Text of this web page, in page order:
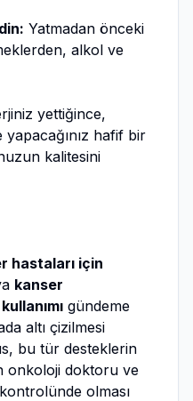
Yatmadan önceki
alkol ve
yettiğince,
hafif bir
kalitesini
hastaları için
kanser
gündeme
altı çizilmesi
bu tür desteklerin
onkoloji doktoru ve
olması